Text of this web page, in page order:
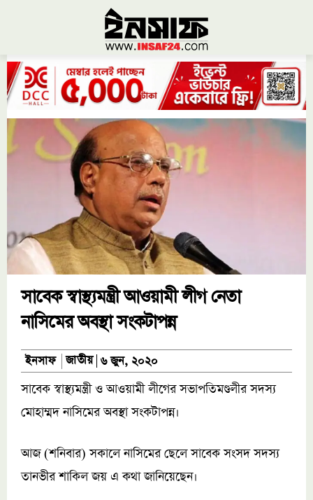
সাবেক স্বাস্থ্যমন্ত্রী আওয়ামী লীগ নেতা
নাসিমের অবস্থা সংকটাপন্ন
ইনসাফ জাতীয় ৬ জুন, ২০২০
সাবেক স্বাস্থ্যমন্ত্রী ও আওয়ামী লীগের সভাপতিমণ্ডলীর সদস্য
মোহাম্মদ নাসিমের অবস্থা সংকটাপন্ন।
আজ (শনিবার) সকালে নাসিমের ছেলে সাবেক সংসদ সদস্য
তানভীর শাকিল জয় এ কথা জানিয়েছেন।